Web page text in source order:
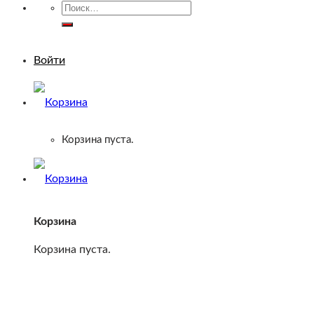
Искать:
Войти
Корзина пуста.
Корзина
Корзина пуста.